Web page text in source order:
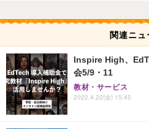
関連ニュ
Inspire High、
会5/9・11
教材・サービス
2022.4.22(金) 15:45